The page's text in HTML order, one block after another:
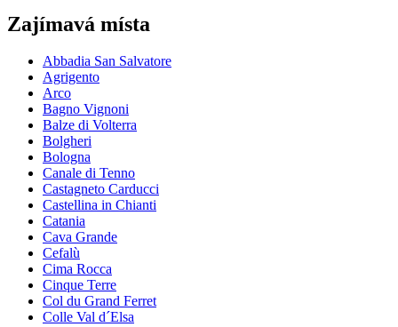
Zajímavá místa
Abbadia San Salvatore
Agrigento
Arco
Bagno Vignoni
Balze di Volterra
Bolgheri
Bologna
Canale di Tenno
Castagneto Carducci
Castellina in Chianti
Catania
Cava Grande
Cefalù
Cima Rocca
Cinque Terre
Col du Grand Ferret
Colle Val d´Elsa